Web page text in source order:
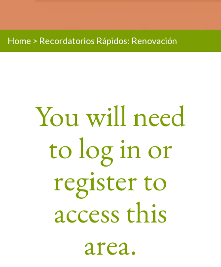
Home > Recordatorios Rápidos: Renovación
You will need
to log in or
register to
access this
area.